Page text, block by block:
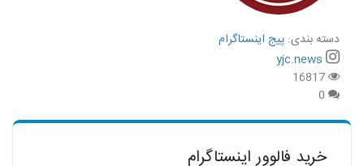
دسته بندی: پیج اینستاگرام
yjc.news
خرید فالوور اینستاگرام